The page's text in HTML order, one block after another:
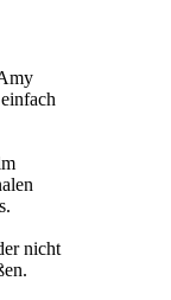
nicht